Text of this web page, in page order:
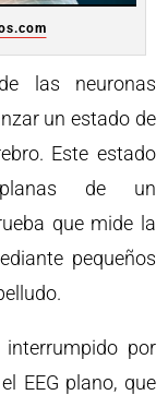
las neuronas
un estado de
Este estado
de un
que mide la
pequeños
por
EEG plano, que